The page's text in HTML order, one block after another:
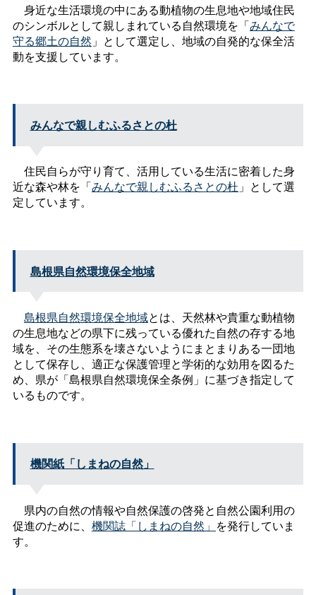
身近な生活環境の中にある動植物の生息地や地域住民
のシンボルとして親しまれている自然環境を「みんなで
守る郷土の自然 」として選定し、地域の自発的な保全活
動を支援しています。
みんなで親しむふるさとの杜
住民自らが守り育て、活用している生活に密着した身
近な森や林を「みんなで親しむふるさとの杜 」として選
定しています。
島根県自然環境保全地域
島根県自然環境保全地域とは、天然林や貴重な動植物
の生息地などの県下に残っている優れた自然の存する地
域を、その生態系を壊さないようにまとまりある一団地
として保存し、適正な保護管理と学術的な効用を図るた
め、県が「島根県自然環境保全条例」に基づき指定して
いるものです。
機関紙「しまねの自然」
県内の自然の情報や自然保護の啓発と自然公園利用の
促進のために、 機関誌「しまねの自然」 を発行していま
す。